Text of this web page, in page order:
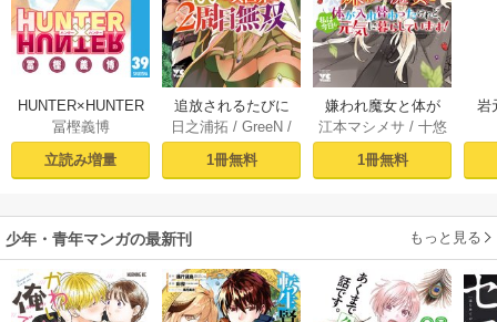
HUNTER×HUNTER
モノクロ版 39
冨樫義博
立読み増量
追放されるたびに
スキルを手に入れ
た俺が、100の異世
界で2周目無双【電
日之浦拓 /GreeN /
仁森島司
1冊無料
嫌われ魔女と体が
入れ替わったけれ
ど、私は今日も元
気に暮らしていま
本】 1
江本マシメサ / 十悠
1冊無料
岩
少年・青年マンガの最新刊 もっと見る